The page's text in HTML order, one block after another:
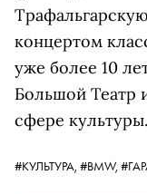
концертом
уже более 10
Большой Театр
сфере культуры.
#КУЛЬТУРА, #BMW,